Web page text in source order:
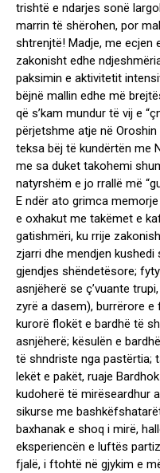
trishtë e ndarjes sonë
marrin të shërohen, por
shtrenjtë! Madje, me ecjen
zakonisht edhe
paksimin e aktivitetit
bëjnë mallin edhe më
që s’kam mundur të vij e
përjetshme atje në
teksa bëj të kundërtën me
me sa duket takohemi
natyrshëm e jo rrallë më
E ndër ato grimca
e oxhakut me takëmet e
gatishmëri, ku rrije
zjarri dhe mendjen kushedi
gjendjes shëndetësore;
asnjëherë se ç’vuante
zyrë a dasem), burrërore
kurorë flokët e bardhë të
asnjëherë; kësulën e
të shndriste nga pastërtia;
lekët e pakët, ruaje
kudoherë të mirëseardhur
sikurse me
baxhanak e shoq i mirë,
eksperiencën e luftës
fjalë, i ftohtë në gjykim e